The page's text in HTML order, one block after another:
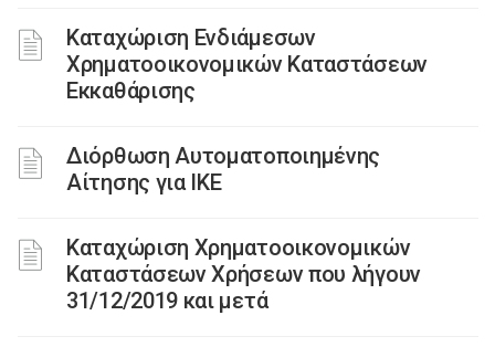
Καταχώριση Ενδιάμεσων
Χρηματοοικονομικών Καταστάσεων
Εκκαθάρισης
Διόρθωση Αυτοματοποιημένης
Αίτησης για ΙΚΕ
Καταχώριση Χρηματοοικονομικών
Καταστάσεων Χρήσεων που λήγουν
31/12/2019 και μετά